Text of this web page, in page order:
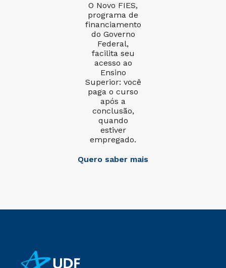
O Novo FIES,
programa de
financiamento
do Governo
Federal,
facilita seu
acesso ao
Ensino
Superior: você
paga o curso
após a
conclusão,
quando
estiver
empregado.
Quero saber mais